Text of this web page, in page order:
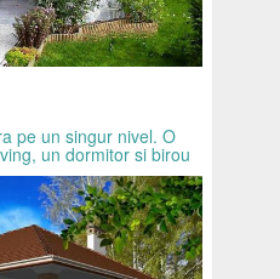
pe un singur nivel. O
un dormitor si birou